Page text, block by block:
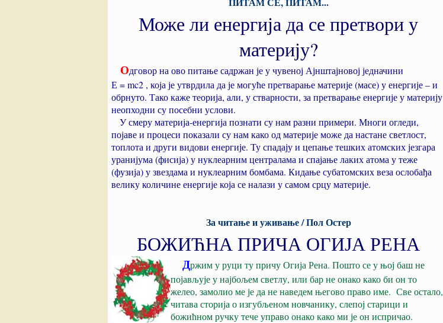
Може ли енергија да се претвори у
материју?
Одговор на ово питање садржан је у чувеној Ајнштајновој једначини
Е = mc2 , која је утврдила да је могуће претварање материје (масе) у енергије – и
обрнуто. Тако каже теорија, али, у стварности, за претварање енергије у материју
неопходни су посебни услови.
У смеру материја-енергија познати су нам разни примери. Многи огледи,
појаве и процеси показали су нам како од материје може да настане светлост,
топлота и други видови енергије. Ту спадају и цепање тешких атомских језгара
уранијума (фисија) у нуклеарним централама и спајање лаких атома у теже
(фузија) у звездама и нуклеарним бомбама. Кидање субатомских веза ослобађа
велику количине енергије која се налази у самом срцу материје.
За читање и уживање / Пол Остер
БОЖИЋНА ПРИЧА ОГИЈА РЕНА
Држим у руци ту причу Огија Рена. Пошто се у њој баш не
појављује у најбољем светлу, или бар не онако како би он то
желео, замолио ме је да не наведем његово право име. Све остало,
читава сторија о изгубљеном новчанику, слепој старици и
божићном ручку тече управо онако како ми је он испричао.